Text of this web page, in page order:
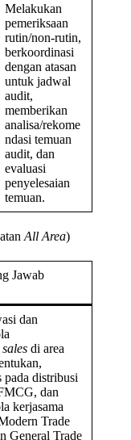
Melakukan
pemeriksaan
rutin/non-rutin,
berkoordinasi
dengan atasan
untuk jadwal
audit,
memberikan
analisa/rekome
ndasi temuan
audit, dan
evaluasi
penyelesaian
temuan.
All Area)
Jawab
dan
sales di area
pada distribusi
dan
kerjasama
Trade
General Trade